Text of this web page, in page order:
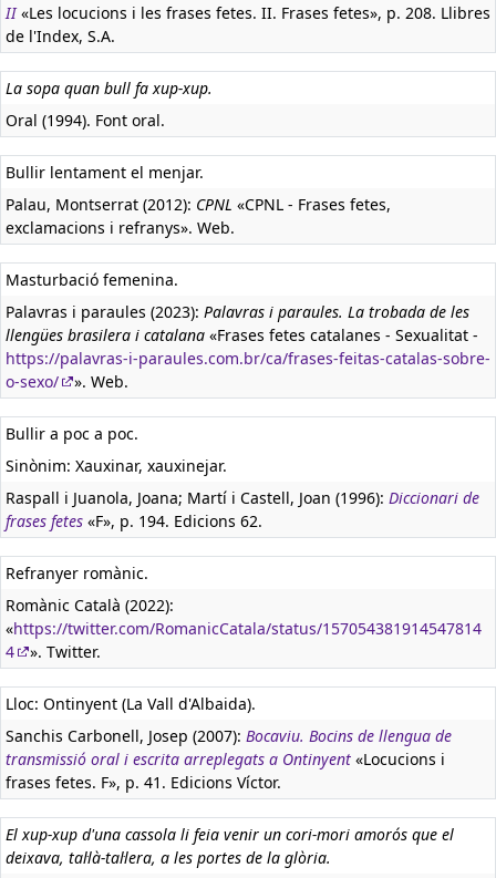
II«Les locucions i les frases fetes. II. Frases fetes», p. 208. Llibres
de l'Index, S.A.
La sopa quan bull fa xup-xup.
Oral (1994). Font oral.
Bullir lentament el menjar.
Palau, Montserrat (2012): CPNL «CPNL - Frases fetes,
exclamacions i refranys». Web.
Masturbació femenina.
Palavras i paraules (2023): Palavras i paraules. La trobada de les
llengües brasilera i catalana «Frases fetes catalanes - Sexualitat -
https://palavras-i-paraules.com.br/ca/frases-feitas-catalas-sobre-
o-sexo/
». Web.
Bullir a poc a poc.
Sinònim: Xauxinar, xauxinejar.
Raspall i Juanola, Joana; Martí i Castell, Joan (1996): Diccionari de
frases fetes «F», p. 194. Edicions 62.
Refranyer romànic.
Romànic Català (2022):
«https://twitter.com/RomanicCatala/status/157054381914547814
4
». Twitter.
Lloc: Ontinyent (La Vall d'Albaida).
Sanchis Carbonell, Josep (2007): Bocaviu. Bocins de llengua de
transmissió oral i escrita arreplegats a Ontinyent «Locucions i
frases fetes. F», p. 41. Edicions Víctor.
El xup-xup d'una cassola li feia venir un cori-mori amorós que el
deixava, tal·là-tal·lera, a les portes de la glòria.